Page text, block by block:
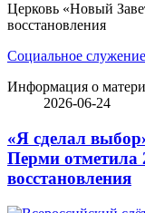
Церковь «Новый
восстановления
Социальное служение
Информация о
2026-06-24
«Я сделал
Перми отметила
восстановления